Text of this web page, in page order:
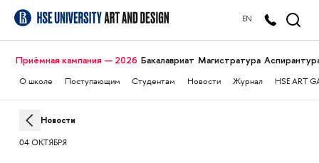
EN
Приёмная кампания — 2026 Бакалавриат Магистратура
О школе Поступающим Студентам Новости Журнал HSE ART
Новости
04 ОКТЯБРЯ